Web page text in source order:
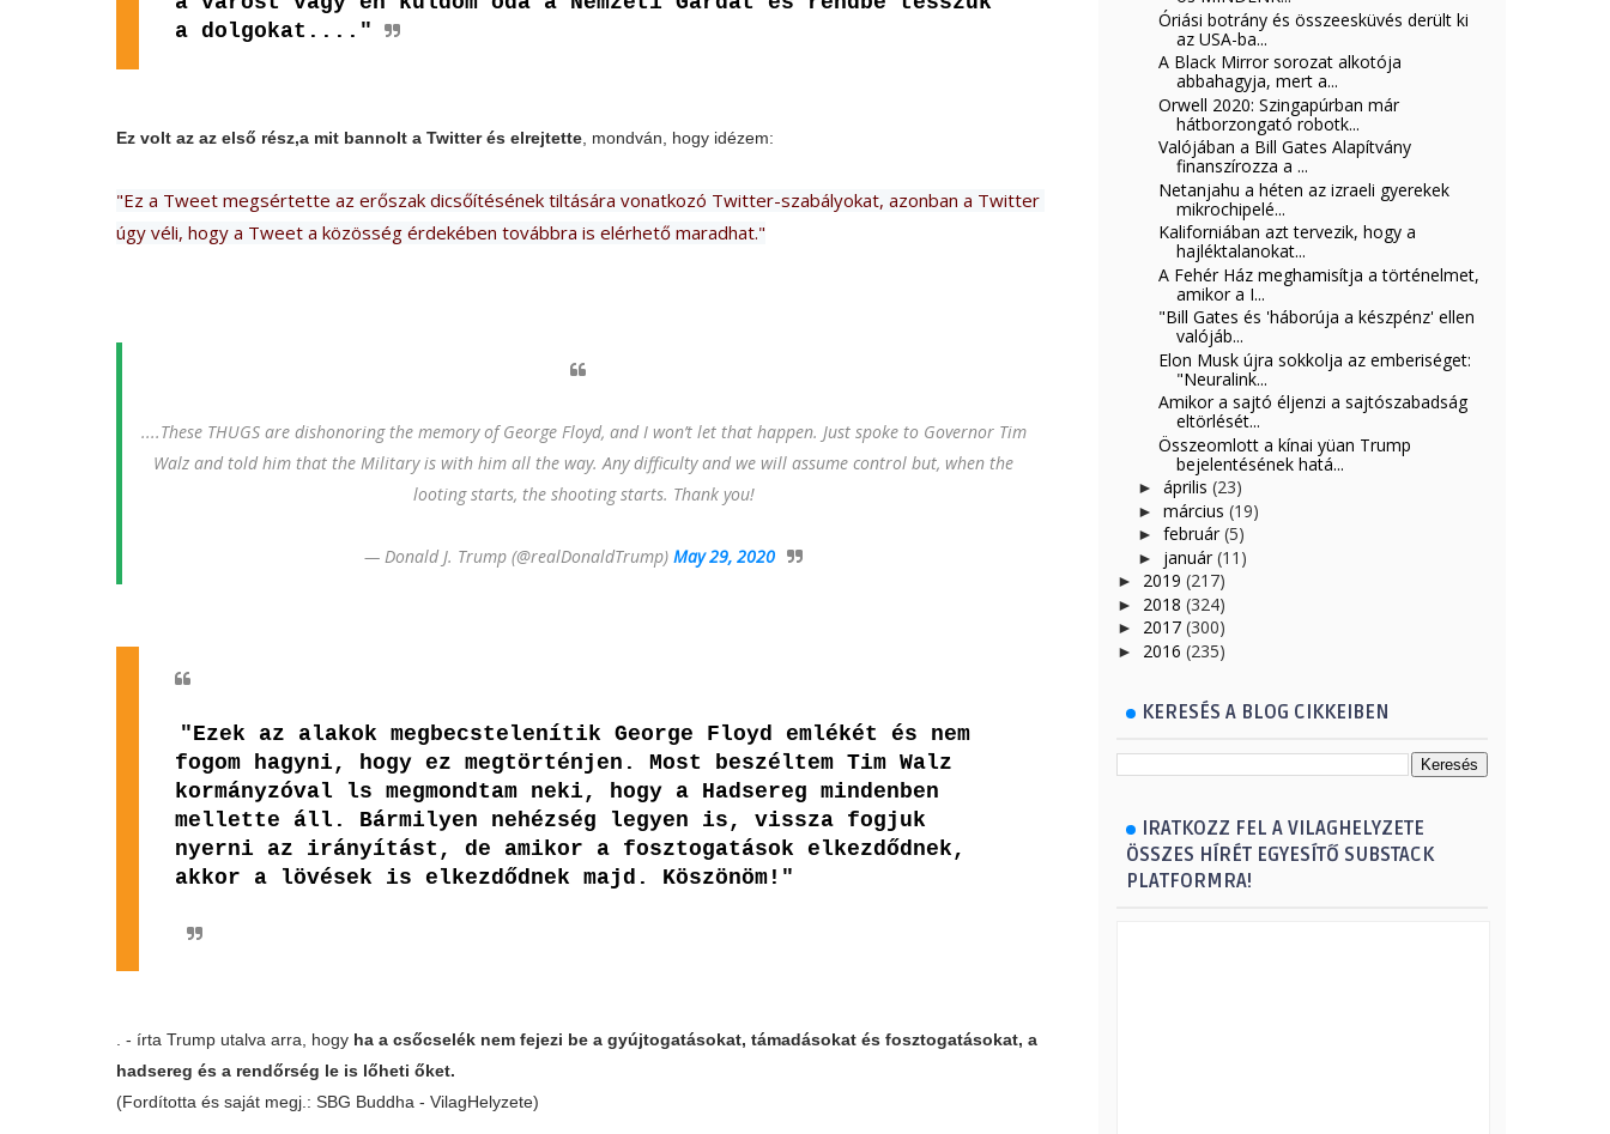
a dolgokat...."
Ez volt az az első rész,a mit bannolt a Twitter és elrejtette , mondván, hogy idézem:
"Ez a Tweet megsértette az erőszak dicsőítésének tiltására vonatkozó Twitter-szabályokat, azonban a Twitter
úgy véli, hogy a Tweet a közösség érdekében továbbra is elérhető maradhat."
....These THUGS are dishonoring the memory of George Floyd, and I won’t let that happen. Just spoke to Governor Tim
Walz and told him that the Military is with him all the way. Any difficulty and we will assume control but, when the
looting starts, the shooting starts. Thank you!
— Donald J. Trump (@realDonaldTrump)May 29, 2020
"Ezek az alakok megbecstelenítik George Floyd emlékét és nem
fogom hagyni, hogy ez megtörténjen. Most beszéltem Tim Walz
kormányzóval ls megmondtam neki, hogy a Hadsereg mindenben
mellette áll. Bármilyen nehézség legyen is, vissza fogjuk
nyerni az irányítást, de amikor a fosztogatások elkezdődnek,
akkor a lövések is elkezdődnek majd. Köszönöm!"
. - írta Trump utalva arra, hogy ha a csőcselék nem fejezi be a gyújtogatásokat, támadásokat és fosztogatásokat, a
hadsereg és a rendőrség le is lőheti őket.
(Fordította és saját megj.: SBG Buddha - VilagHelyzete)
Óriási botrány és összeesküvés derült ki
az USA-ba...
A Black Mirror sorozat alkotója
abbahagyja, mert a...
Orwell 2020: Szingapúrban már
hátborzongató robotk...
Valójában a Bill Gates Alapítvány
finanszírozza a ...
Netanjahu a héten az izraeli gyerekek
mikrochipelé...
Kaliforniában azt tervezik, hogy a
hajléktalanokat...
A Fehér Ház meghamisítja a történelmet,
amikor a I...
"Bill Gates és 'háborúja a készpénz' ellen
valójáb...
Elon Musk újra sokkolja az emberiséget:
"Neuralink...
Amikor a sajtó éljenzi a sajtószabadság
eltörlését...
Összeomlott a kínai yüan Trump
bejelentésének hatá...
► április (23)
► március (19)
► február (5)
► január (11)
► 2019 (217)
► 2018 (324)
► 2017 (300)
► 2016 (235)
KERESÉS A BLOG CIKKEIBEN
IRATKOZZ FEL A VILAGHELYZETE
ÖSSZES HÍRÉT EGYESÍTŐ SUBSTACK
PLATFORMRA!